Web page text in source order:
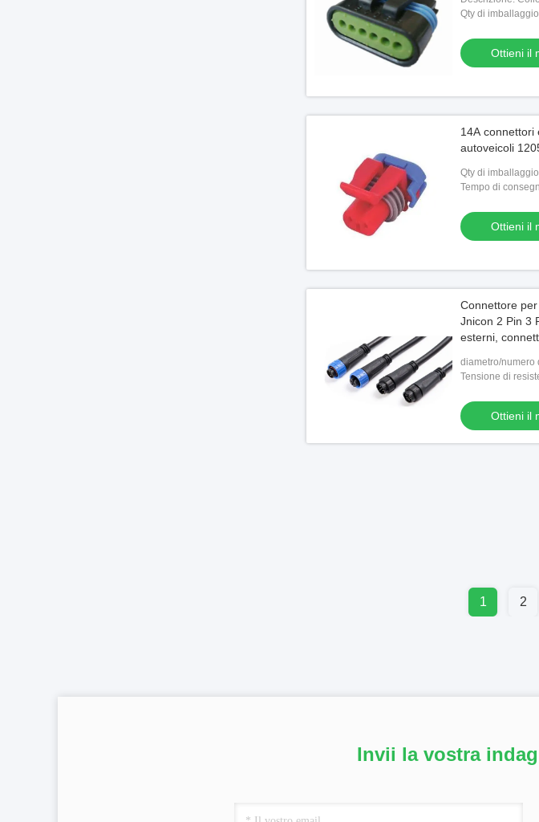
12162833 Cassa
Ottieni il
14A connettori
autoveicoli
Tempo di
Ottieni il
Connettore
Jnicon 2 Pin 3
esterni,
Ottieni il
1 2
Invii la vostra